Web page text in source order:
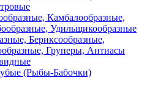
Камбалообразные,
Удильщикообразные
Бериксообразные,
Груперы, Антиасы
(Рыбы-Бабочки)